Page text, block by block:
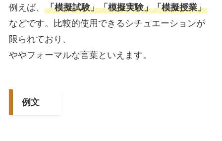
例えば、 「模擬試験」「模擬実験」「模擬授業」
などです。比較的使用できるシチュエーションが
限られており、
ややフォーマルな言葉といえます。
例文